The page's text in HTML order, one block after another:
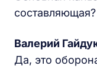
составляющая?
Валерий
Да, это